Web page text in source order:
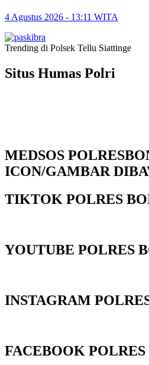
4 Agustus 2026 - 13:11 WITA
Trending di Polsek Tellu Siattinge
Situs Humas Polri
MEDSOS
ICON/GAMBAR
TIKTOK POLRES
YOUTUBE POLRES
INSTAGRAM
FACEBOOK POLRES